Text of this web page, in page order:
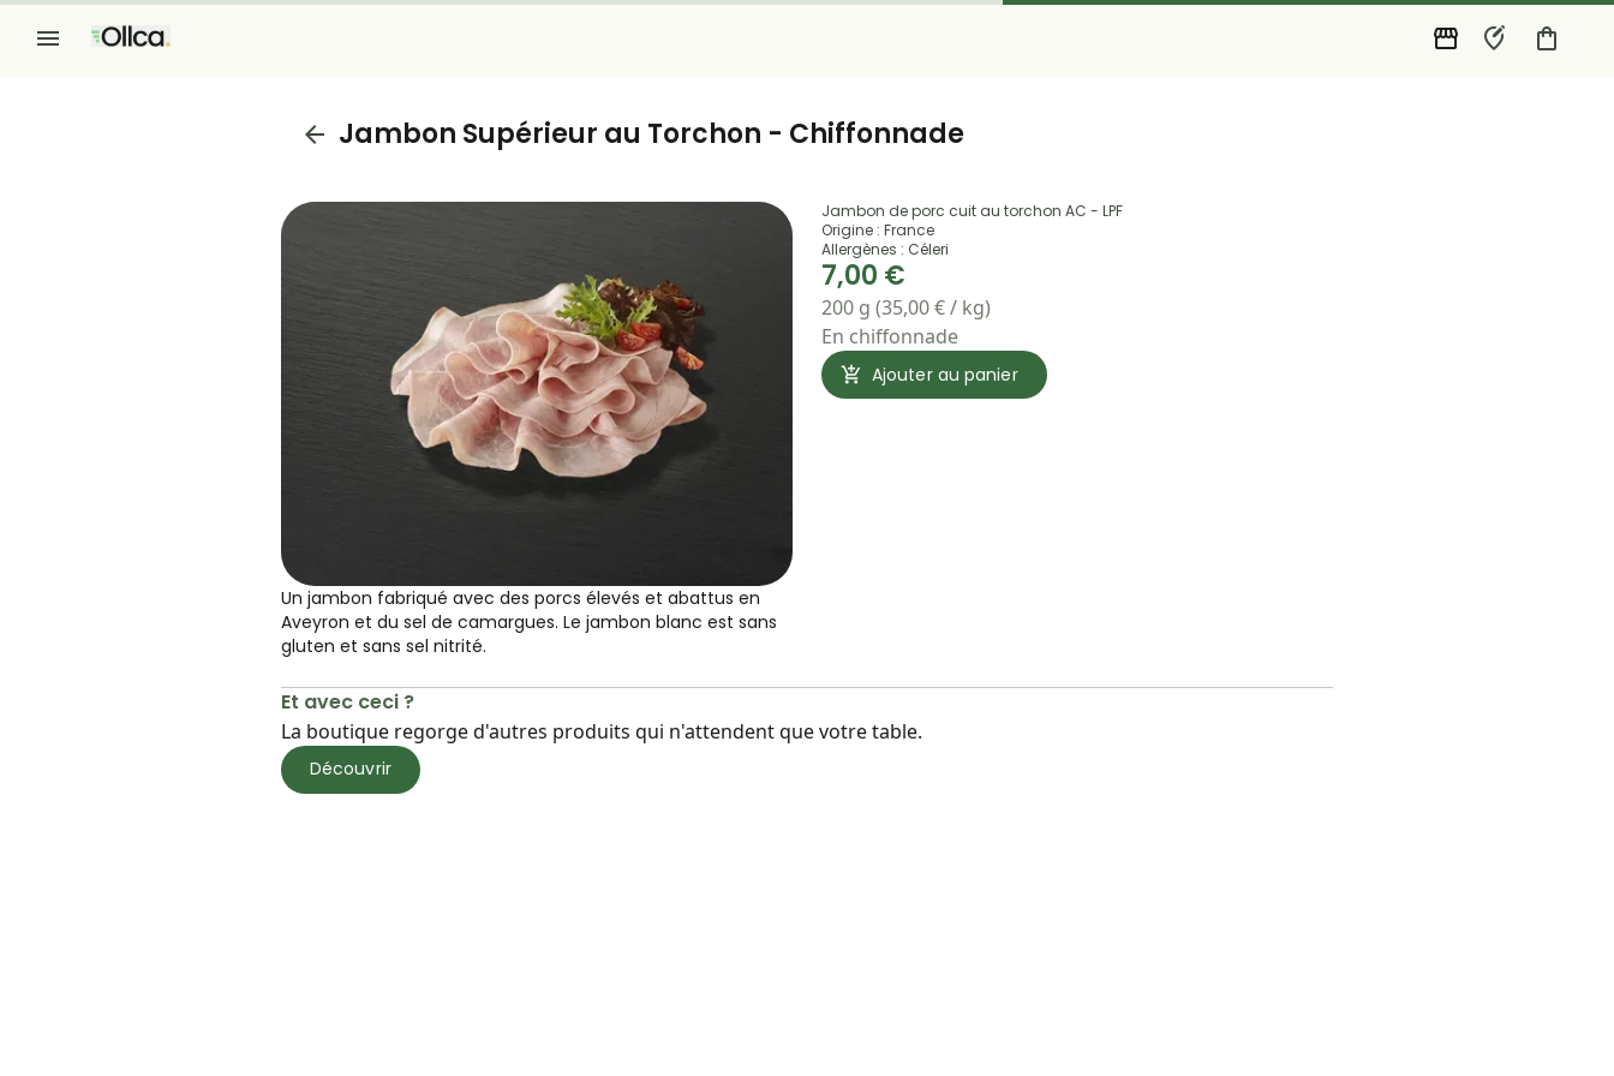
Jambon Supérieur au Torchon - Chiffonnade
Un jambon fabriqué avec des porcs élevés et abattus en
Aveyron et du sel de camargues. Le jambon blanc est sans
gluten et sans sel nitrité.
Jambon de porc cuit au torchon AC - LPF
Origine : France
Allergènes : Céleri
7,00 €
200 g (35,00 € / kg)
En chiffonnade
Ajouter au panier
Et avec ceci ?
La boutique regorge d'autres produits qui n'attendent que votre table.
Découvrir